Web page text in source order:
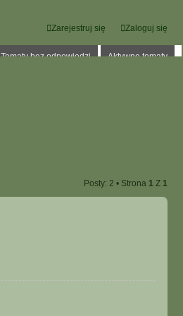
Zaloguj się
Zarejestruj się
Tematy bez odpowiedzi Aktywne tematy
Posty: 2 • Strona 1 Z 1